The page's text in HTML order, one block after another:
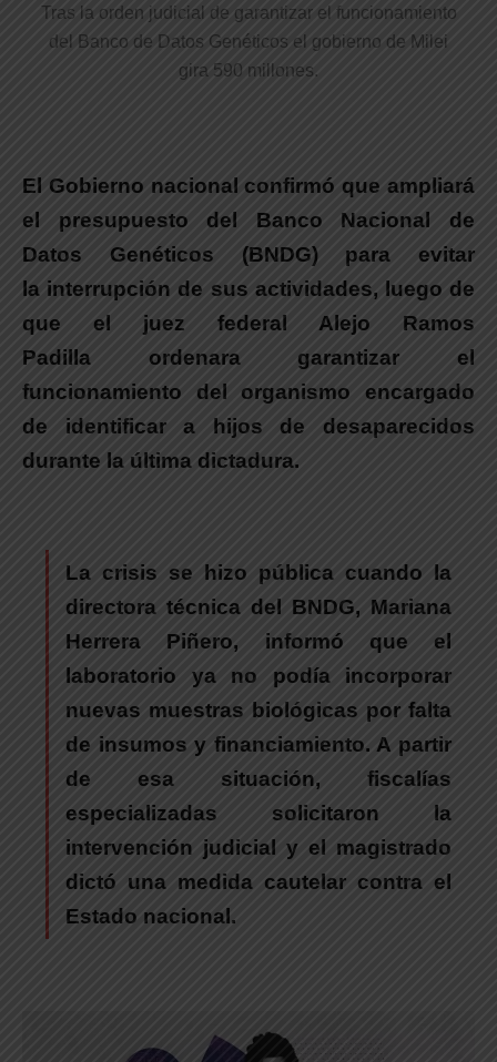
Tras la orden judicial de garantizar el funcionamiento
del Banco de Datos Genéticos el gobierno de Milei
gira 590 millones.
El Gobierno nacional confirmó que ampliará
el presupuesto del Banco Nacional de
Datos Genéticos (BNDG) para evitar
la interrupción de sus actividades, luego de
que el juez federal Alejo Ramos
Padilla ordenara garantizar el
funcionamiento del organismo encargado
de identificar a hijos de desaparecidos
durante la última dictadura.
La crisis se hizo pública cuando la
directora técnica del BNDG, Mariana
Herrera Piñero, informó que el
laboratorio ya no podía incorporar
nuevas muestras biológicas por falta
de insumos y financiamiento. A partir
de esa situación, fiscalías
especializadas solicitaron la
intervención judicial y el magistrado
dictó una medida cautelar contra el
Estado nacional.